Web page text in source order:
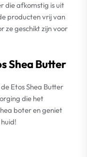
die afkomstig is uit
producten vrij van
ze geschikt zijn voor
Shea Butter
Etos Shea Butter
die het
boter en geniet